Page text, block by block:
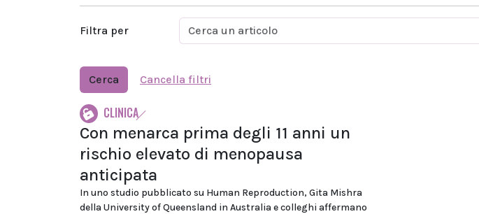
Filtra per
Cerca Cancella filtri
CLINICA
Con menarca prima degli 11 anni un
rischio elevato di menopausa
anticipata
In uno studio pubblicato su Human Reproduction, Gita Mishra
della University of Queensland in Australia e colleghi affermano